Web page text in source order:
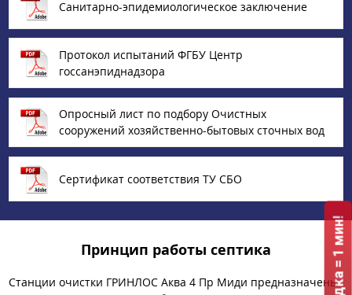
Санитарно-эпидемиологическое заключение
Протокол испытаний ФГБУ Центр
госсанэпиднадзора
Опросный лист по подбору Очистных
сооружений хозяйственно-бытовых сточных вод
Сертификат соответствия ТУ СБО
Принцип работы септика
Станции очистки ГРИНЛОС Аква 4 Пр Миди предназначены